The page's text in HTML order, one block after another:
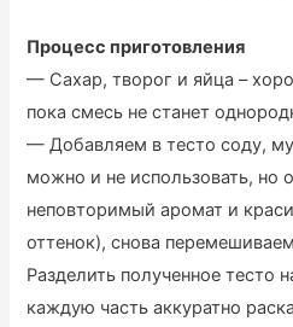
Процесс приготовления
— Сахар, творог и яйца –
пока смесь не станет
— Добавляем в тесто соду,
можно и не использовать, но
неповторимый аромат и
оттенок), снова
Разделить полученное тесто
каждую часть аккуратно